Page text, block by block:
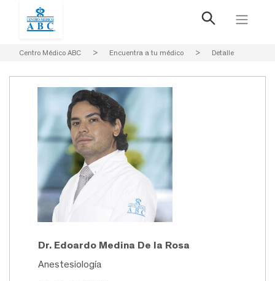
Centro Médico ABC > Encuentra a tu médico > Detalle
Dr. Edoardo Medina De la Rosa
Anestesiología